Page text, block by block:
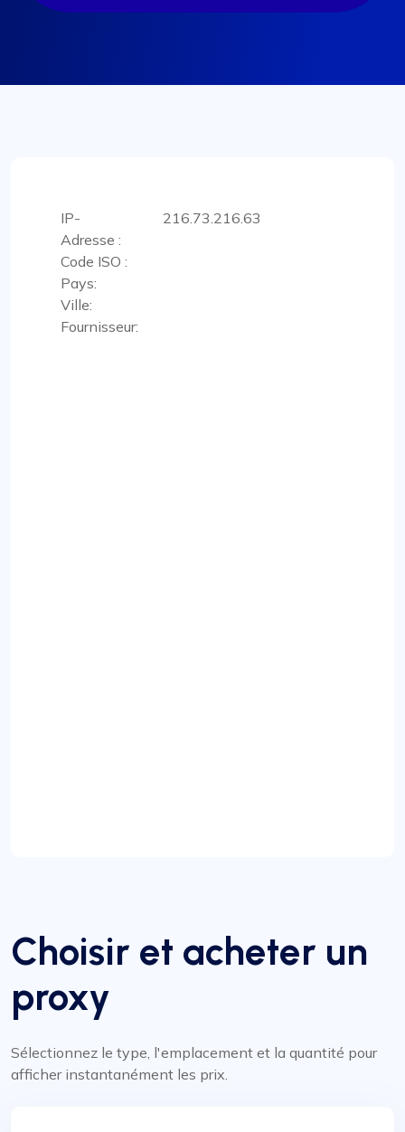
IP-
Adresse :
216.73.216.63
Code ISO :
Pays:
Ville:
Fournisseur:
Choisir et acheter un
proxy
Sélectionnez le type, l'emplacement et la quantité pour
afficher instantanément les prix.